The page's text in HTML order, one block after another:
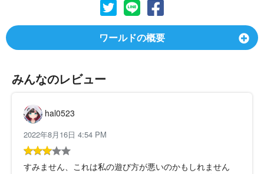
ワールドの概要
みんなのレビュー
hal0523
2022年8月16日 4:54 PM
すみません、これは私の遊び方が悪いのかもしれません